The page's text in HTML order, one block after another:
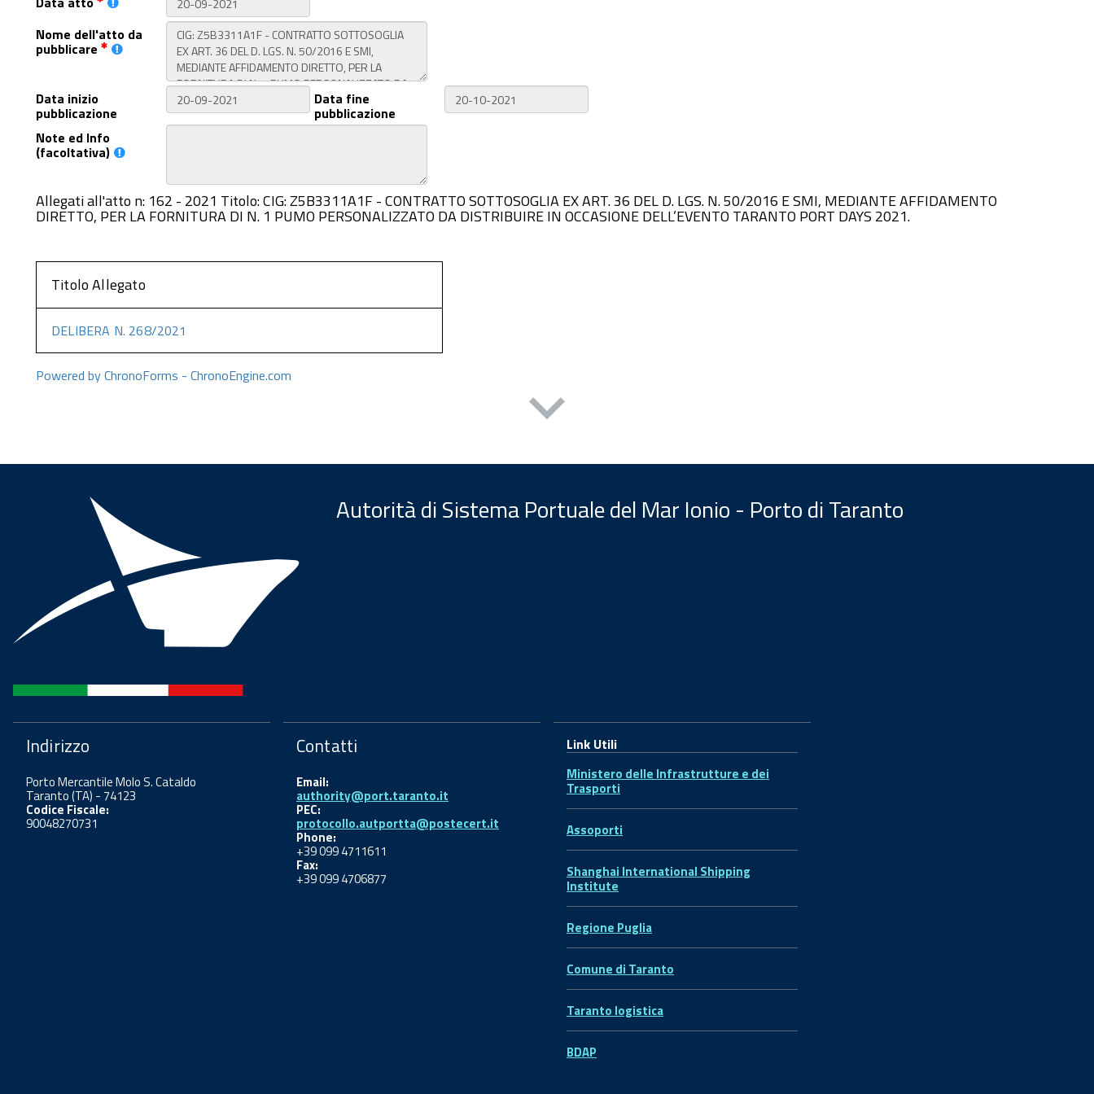
Nome dell'atto da
pubblicare
Data inizio
pubblicazione
Data fine
pubblicazione
Note ed Info
(facoltativa)
Allegati all'atto n: 162 - 2021 Titolo: CIG: Z5B3311A1F - CONTRATTO SOTTOSOGLIA EX ART. 36 DEL D. LGS. N. 50/2016 E SMI, MEDIANTE AFFIDAMENTO
DIRETTO, PER LA FORNITURA DI N. 1 PUMO PERSONALIZZATO DA DISTRIBUIRE IN OCCASIONE DELL’EVENTO TARANTO PORT DAYS 2021.
Titolo Allegato
DELIBERA N. 268/2021
Powered by ChronoForms - ChronoEngine.com
Autorità di Sistema Portuale del Mar Ionio - Porto di Taranto
Indirizzo
Porto Mercantile Molo S. Cataldo
Taranto (TA) - 74123
Codice Fiscale:
90048270731
Contatti
Email:
authority@port.taranto.it
PEC:
protocollo.autportta@postecert.it
Phone:
+39 099 4711611
Fax:
+39 099 4706877
Link Utili
Ministero delle Infrastrutture e dei
Trasporti
Assoporti
Shanghai International Shipping
Institute
Regione Puglia
Comune di Taranto
Taranto logistica
BDAP